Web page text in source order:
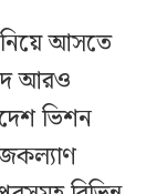
নিয়ে আসতে
আরও
ভিশন